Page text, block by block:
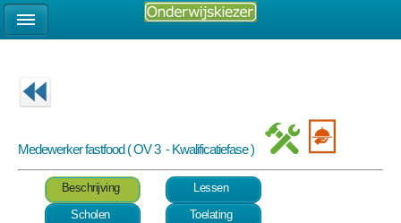
Medewerker fastfood ( OV 3 - Kwalificatiefase )
Beschrijving
Lessen
Scholen
Toelating